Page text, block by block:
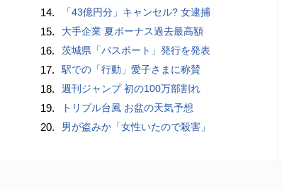
14. 「43億円分」キャンセル? 女逮捕
15. 大手企業 夏ボーナス過去最高額
16. 茨城県「パスポート」発行を発表
17. 駅での「行動」愛子さまに称賛
18. 週刊ジャンプ 初の100万部割れ
19. トリプル台風 お盆の天気予想
20. 男が盗みか「女性いたので殺害」